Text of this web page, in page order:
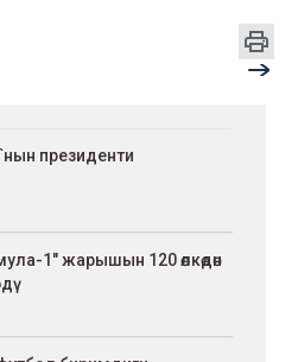
президенти
1" жарышын 120 өлкөдөн